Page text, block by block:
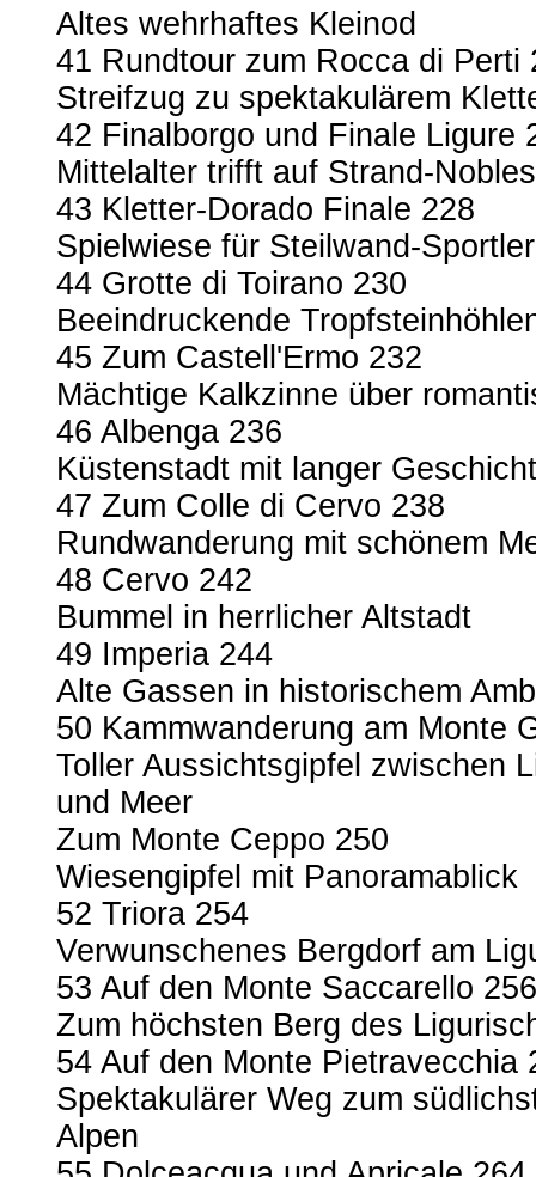
Altes wehrhaftes Kleinod
41 Rundtour zum Rocca di Perti
Streifzug zu spektakulärem
42 Finalborgo und Finale Ligure
Mittelalter trifft auf Strand-
43 Kletter-Dorado Finale 228
Spielwiese für Steilwand-Sportler
44 Grotte di Toirano 230
Beeindruckende
45 Zum Castell'Ermo 232
Mächtige Kalkzinne über
46 Albenga 236
Küstenstadt mit langer
47 Zum Colle di Cervo 238
Rundwanderung mit schönem
48 Cervo 242
Bummel in herrlicher Altstadt
49 Imperia 244
Alte Gassen in historischem
50 Kammwanderung am Monte
Toller Aussichtsgipfel zwischen
und Meer
Zum Monte Ceppo 250
Wiesengipfel mit Panoramablick
52 Triora 254
Verwunschenes Bergdorf am
53 Auf den Monte Saccarello 256
Zum höchsten Berg des
54 Auf den Monte Pietravecchia
Spektakulärer Weg zum
Alpen